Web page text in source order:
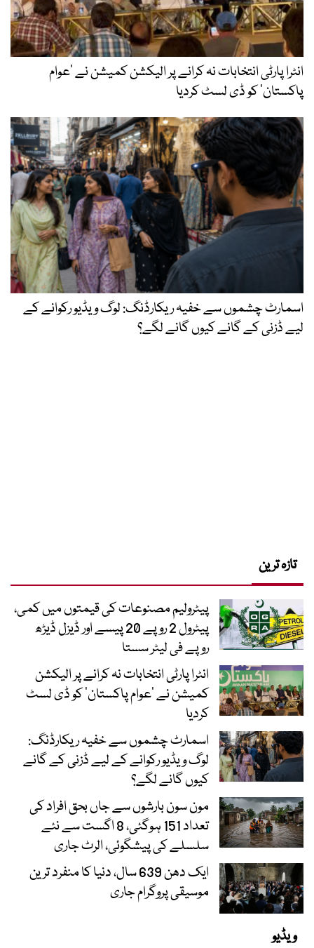
انٹرا پارٹی انتخابات نہ کرانے پر الیکشن کمیشن نے ’عوام
پاکستان‘ کو ڈی لسٹ کردیا
اسمارٹ چشموں سے خفیہ ریکارڈنگ: لوگ ویڈیو رکوانے کے
لیے ڈزنی کے گانے کیوں گانے لگے؟
تازہ ترین
پیٹرولیم مصنوعات کی قیمتوں میں کمی،
پیٹرول 2 روپے 20 پیسے اور ڈیزل ڈیڑھ
روپے فی لیٹر سستا
انٹرا پارٹی انتخابات نہ کرانے پر الیکشن
کمیشن نے ’عوام پاکستان‘ کو ڈی لسٹ
کردیا
اسمارٹ چشموں سے خفیہ ریکارڈنگ:
لوگ ویڈیو رکوانے کے لیے ڈزنی کے گانے
کیوں گانے لگے؟
مون سون بارشوں سے جاں بحق افراد کی
تعداد 151 ہوگئی، 8 اگست سے نئے
سلسلے کی پیشگوئی، الرٹ جاری
ایک دھن 639 سال، دنیا کا منفرد ترین
موسیقی پروگرام جاری
ویڈیو